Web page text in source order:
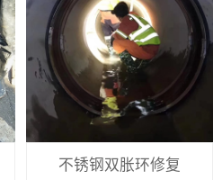
不锈钢双胀环修复